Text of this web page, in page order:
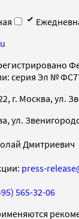
серия Эл №
г. Москва, ул.
ул.
Дмитриевич
press-
565-32-06